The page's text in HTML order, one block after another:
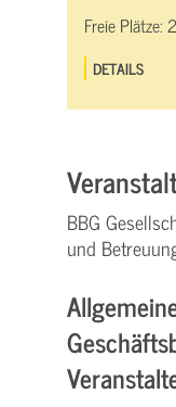
Freie Plätze:
DETAILS
BBG
und